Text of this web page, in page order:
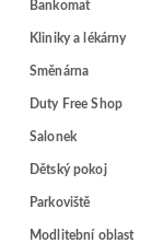
Bankomat
Kliniky a lékárny
Směnárna
Duty Free Shop
Salonek
Dětský pokoj
Parkoviště
Modlitební oblast